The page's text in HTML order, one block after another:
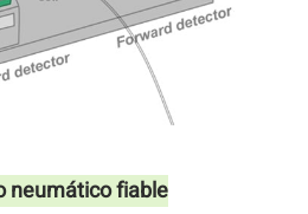
neumático fiable